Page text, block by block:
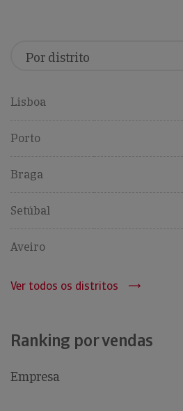
Lisboa
Porto
Braga
Setúbal
Aveiro
Ver todos os distritos
Ranking por vendas
Empresa